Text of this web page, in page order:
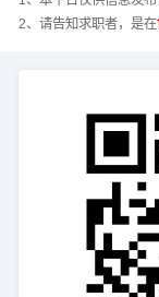
2、请告知求职者，是在